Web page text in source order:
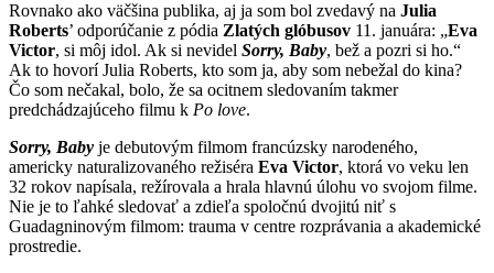
Rovnako ako väčšina publika, aj ja som bol zvedavý na Julia
Roberts’ odporúčanie z pódia Zlatých glóbusov 11. januára: „Eva
Victor, si môj idol. Ak si nevidel Sorry, Baby, bež a pozri si ho.“
Ak to hovorí Julia Roberts, kto som ja, aby som nebežal do kina?
Čo som nečakal, bolo, že sa ocitnem sledovaním takmer
predchádzajúceho filmu k Po love.
Sorry, Baby je debutovým filmom francúzsky narodeného,
americky naturalizovaného režiséra Eva Victor, ktorá vo veku len
32 rokov napísala, režírovala a hrala hlavnú úlohu vo svojom filme.
Nie je to ľahké sledovať a zdieľa spoločnú dvojitú niť s
Guadagninovým filmom: trauma v centre rozprávania a akademické
prostredie.